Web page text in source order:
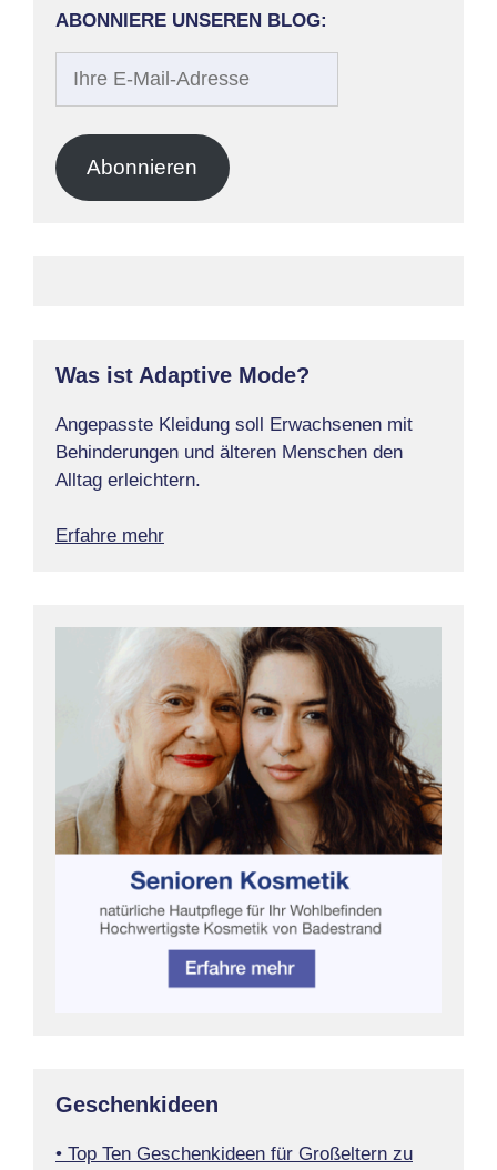
ABONNIERE UNSEREN BLOG:
Adresse
Abonnieren
Was ist Adaptive Mode?
Angepasste Kleidung soll Erwachsenen mit
Behinderungen und älteren Menschen den
Alltag erleichtern.
Erfahre mehr
Geschenkideen
• Top Ten Geschenkideen für Großeltern zu